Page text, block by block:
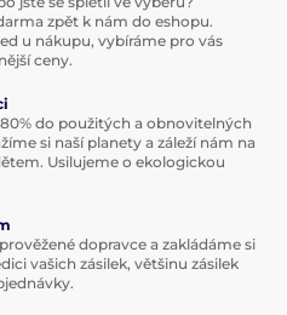
zpět k nám do eshopu.
u nákupu, vybíráme pro vás
ceny.
do použitých a obnovitelných
si naší planety a záleží nám na
Usilujeme o ekologickou
dopravce a zakládáme si
vašich zásilek, většinu zásilek